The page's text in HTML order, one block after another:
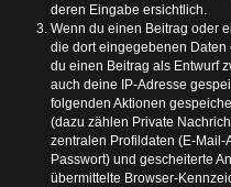
deren Eingabe ersichtlich.
Wenn du einen Beitrag oder
die dort eingegebenen
du einen Beitrag als Entwurf
auch deine IP-Adresse
folgenden Aktionen
(dazu zählen Private
zentralen Profildaten (E-
Passwort) und gescheiterte
übermittelte Browser-